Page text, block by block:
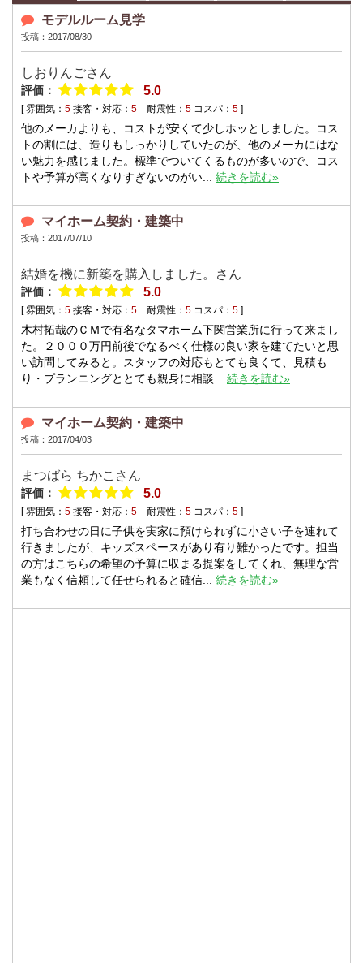
モデルルーム見学
投稿：2017/08/30
しおりんごさん
評価： 5.0
[ 雰囲気： 5 接客・対応： 5 耐震性： 5 コスパ： 5 ]
他のメーカよりも、コストが安くて少しホッとしました。コス
トの割には、造りもしっかりしていたのが、他のメーカにはな
い魅力を感じました。標準でついてくるものが多いので、コス
トや予算が高くなりすぎないのがい... 続きを読む»
マイホーム契約・建築中
投稿：2017/07/10
結婚を機に新築を購入しました。さん
評価： 5.0
[ 雰囲気： 5 接客・対応： 5 耐震性： 5 コスパ： 5 ]
木村拓哉のＣＭで有名なタマホーム下関営業所に行って来まし
た。２０００万円前後でなるべく仕様の良い家を建てたいと思
い訪問してみると。スタッフの対応もとても良くて、見積も
り・プランニングととても親身に相談... 続きを読む»
マイホーム契約・建築中
投稿：2017/04/03
まつばら ちかこさん
評価： 5.0
[ 雰囲気： 5 接客・対応： 5 耐震性： 5 コスパ： 5 ]
打ち合わせの日に子供を実家に預けられずに小さい子を連れて
行きましたが、キッズスペースがあり有り難かったです。担当
の方はこちらの希望の予算に収まる提案をしてくれ、無理な営
業もなく信頼して任せられると確信... 続きを読む»